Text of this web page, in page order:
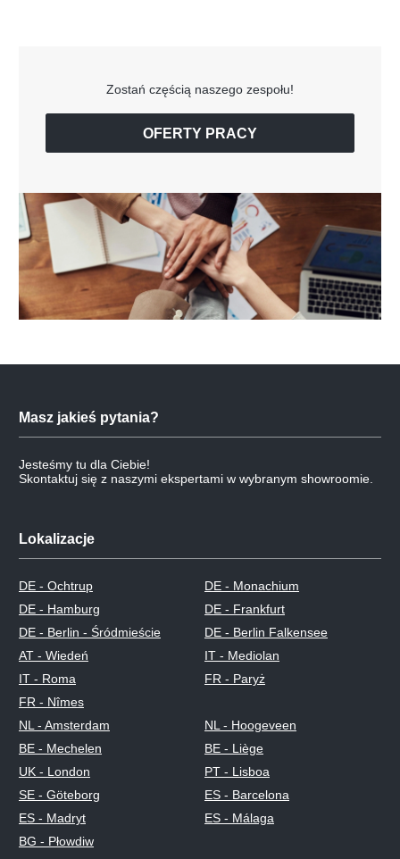
Zostań częścią naszego zespołu!
OFERTY PRACY
Masz jakieś pytania?
Jesteśmy tu dla Ciebie!
Skontaktuj się z naszymi ekspertami w wybranym showroomie.
Lokalizacje
DE - Ochtrup
DE - Monachium
DE - Hamburg
DE - Frankfurt
DE - Berlin - Śródmieście
DE - Berlin Falkensee
AT - Wiedeń
IT - Mediolan
IT - Roma
FR - Paryż
FR - Nîmes
NL - Amsterdam
NL - Hoogeveen
BE - Mechelen
BE - Liège
UK - London
PT - Lisboa
SE - Göteborg
ES - Barcelona
ES - Madryt
ES - Málaga
BG - Płowdiw